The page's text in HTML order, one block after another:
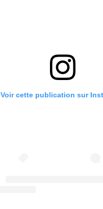
Voir cette publication sur